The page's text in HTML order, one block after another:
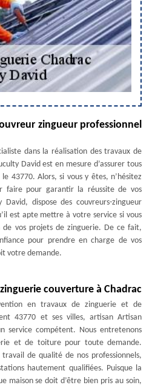
zingueur professionnel
dans la réalisation des travaux de
David est en mesure d’assurer tous
43770. Alors, si vous y êtes, n’hésitez
faire pour garantir la réussite de vos
dispose des couvreurs-zingueur
est apte mettre à votre service si vous
vos projets de zinguerie. De ce fait,
pour prendre en charge de vos
votre demande.
couverture à Chadrac
en travaux de zinguerie et de
43770 et ses villes, artisan Artisan
service compétent. Nous entretenons
et de toiture pour toute demande.
de qualité de nos professionnels,
hautement qualifiées. Puisque la
maison se doit d’être bien pris au soin,